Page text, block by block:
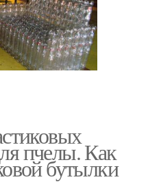
пчелы. Как
бутылки